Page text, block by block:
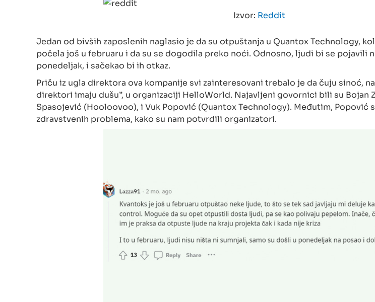
Izvor: Reddit
Jedan od bivših zaposlenih naglasio je da su otpuštanja u Quantox Technology,
počela još u februaru i da su se dogodila preko noći. Odnosno, ljudi bi se pojavili
ponedeljak, i sačekao bi ih otkaz.
Priču iz ugla direktora ova kompanije svi zainteresovani trebalo je da čuju sinoć,
direktori imaju dušu”, u organizaciji HelloWorld. Najavljeni govornici bili su Bojan
Spasojević (Hooloovoo), i Vuk Popović (Quantox Technology). Međutim, Popović
zdravstvenih problema, kako su nam potvrdili organizatori.